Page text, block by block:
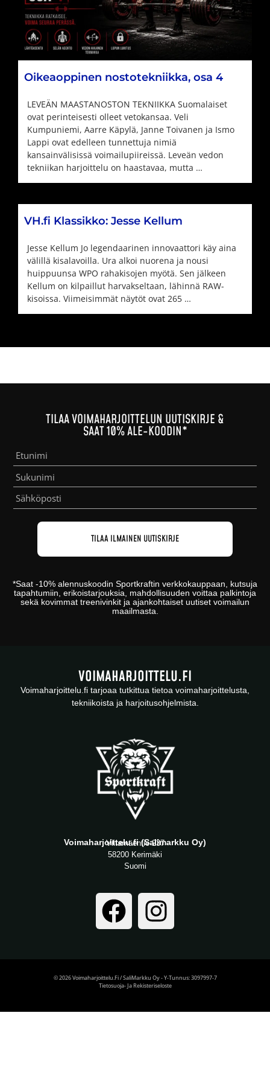
Oikeaoppinen nostotekniikka, osa 4
LEVEÄN MAASTANOSTON TEKNIIKKA Suomalaiset
ovat perinteisesti olleet vetokansaa. Veli
Kumpuniemi, Aarre Käpylä, Janne Toivanen ja Ismo
Lappi ovat edelleen tunnettuja nimiä
kansainvälisissä voimailupiireissä. Leveän vedon
tekniikan harjoittelu on haastavaa, mutta …
VH.fi Klassikko: Jesse Kellum
Jesse Kellum Jo legendaarinen innovaattori käy aina
välillä kisalavoilla. Ura alkoi nuorena ja nousi
huippuunsa WPO rahakisojen myötä. Sen jälkeen
Kellum on kilpaillut harvakseltaan, lähinnä RAW-
kisoissa. Viimeisimmät näytöt ovat 265 …
TILAA VOIMAHARJOITTELUN UUTISKIRJE &
SAAT 10% ALE-KOODIN*
*Saat -10% alennuskoodin Sportkraftin verkkokauppaan, kutsuja
tapahtumiin, erikoistarjouksia, mahdollisuuden voittaa palkintoja
sekä kovimmat treenivinkit ja ajankohtaiset uutiset voimailun
maailmasta.
VOIMAHARJOITTELU.FI
Voimaharjoittelu.fi tarjoaa tutkittua tietoa voimaharjoittelusta,
tekniikoista ja harjoitusohjelmista.
Voimaharjoittelu.fi (Salimarkku Oy)
Viitamäentie 237
58200 Kerimäki
Suomi
© 2026 Voimaharjoittelu.fi / SaliMarkku Oy - Y-Tunnus: 3097997-7
Tietosuoja- Ja Rekisteriseloste